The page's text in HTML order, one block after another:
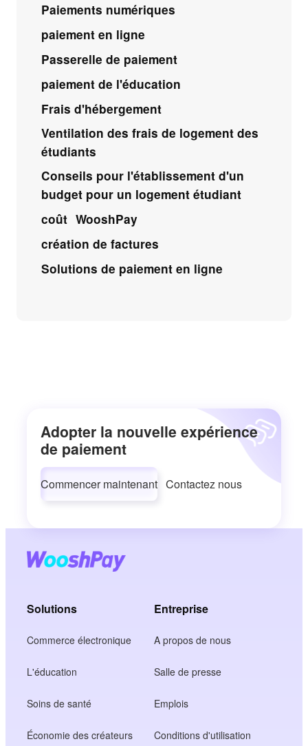
Paiements numériques
paiement en ligne
Passerelle de paiement
paiement de l'éducation
Frais d'hébergement
Ventilation des frais de logement des
étudiants
Conseils pour l'établissement d'un
budget pour un logement étudiant
coût WooshPay
création de factures
Solutions de paiement en ligne
Adopter la nouvelle expérience
de paiement
Commencer maintenant Contactez nous
Solutions
Commerce électronique
L'éducation
Soins de santé
Économie des créateurs
Entreprise
A propos de nous
Salle de presse
Emplois
Conditions d'utilisation